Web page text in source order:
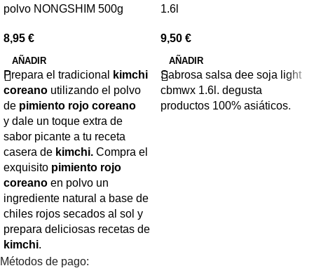
polvo NONGSHIM 500g
8,95 €
AÑADIR
Prepara el tradicional
kimchi
coreano utilizando el polvo
de pimiento rojo coreano
y dale un toque extra de
sabor picante a tu receta
casera de kimchi. Compra el
exquisito pimiento rojo
coreano en polvo un
ingrediente natural a base de
chiles rojos secados al sol y
prepara deliciosas recetas de
kimchi.
1.6l
9,50 €
AÑADIR
Sabrosa salsa dee soja light
cbmwx 1.6l. degusta
productos 100% asiáticos.
Métodos de pago: